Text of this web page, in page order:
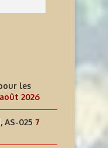
les
2026
025 7